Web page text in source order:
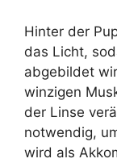
Hinter der
das Licht,
abgebildet
winzigen
der Linse
notwendig,
wird als